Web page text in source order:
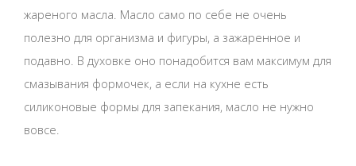
жареного масла. Масло само по себе не очень
полезно для организма и фигуры, а зажаренное и
подавно. В духовке оно понадобится вам максимум для
смазывания формочек, а если на кухне есть
силиконовые формы для запекания, масло не нужно
вовсе.